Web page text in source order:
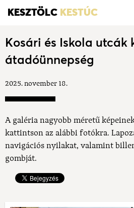
KESZTÖLC KESTÚC
Kosári és Iskola utcák
átadóünnepség
2025. november 18.
A galéria nagyobb méretű
kattintson az alábbi fotókra.
navigációs nyilakat, valamint
gombját.